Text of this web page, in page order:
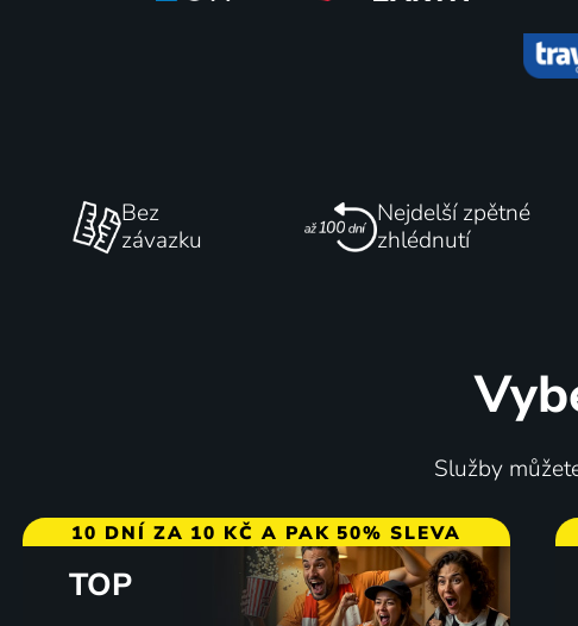
Bez
závazku
Nejdelší zpětné
zhlédnutí
Služby
10 DNÍ ZA 10 KČ A PAK 50% SLEVA
TOP